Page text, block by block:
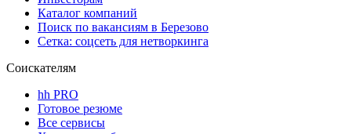
Каталог компаний
Поиск по вакансиям в Березово
Сетка: соцсеть для нетворкинга
Соискателям
hh PRO
Готовое резюме
Все сервисы